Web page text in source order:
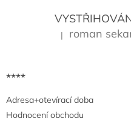
Hodnocení
| roman
****
Adresa+otevírací doba
Hodnocení obchodu